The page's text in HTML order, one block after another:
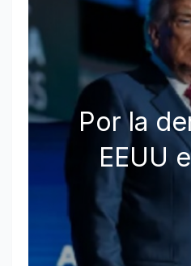
Por la
EEUU